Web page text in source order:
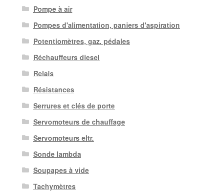
Pompe à air
Pompes d'alimentation, paniers d'aspiration
Potentiomètres, gaz. pédales
Réchauffeurs diesel
Relais
Résistances
Serrures et clés de porte
Servomoteurs de chauffage
Servomoteurs eltr.
Sonde lambda
Soupapes à vide
Tachymètres